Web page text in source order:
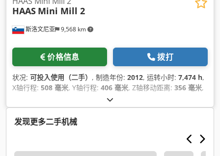
斯洛文尼亚 9,568 km
HAAS Mini Mill 2
价格信息 拨打
状况: 可投入使用（二手） , 制造年份: 2012, 运转小时: 7,474 h,
X轴行程: 508 毫米, Y轴行程: 406 毫米, Z轴移动距离: 356 毫米,
, 工作台承载能力:
大）:10,000 转/分, 轴数:3,
发现更多二手机械